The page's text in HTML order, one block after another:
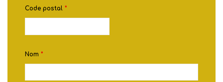
Code postal *
Nom *